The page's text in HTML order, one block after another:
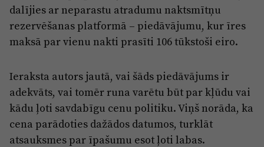
Sigulda
Jūrmala
Kontakti
Reklāma
Privātuma politika
Ētikas kodekss
Lietošanas noteikumi
Pārredzamības paziņojumi
dalījies ar neparastu atradumu naktsmītņu
rezervēšanas platformā – piedāvājumu, kur īres
maksā par vienu nakti prasīti 106 tūkstoši eiro.
Ieraksta autors jautā, vai šāds piedāvājums ir
adekvāts, vai tomēr runa varētu būt par kļūdu vai
kādu ļoti savdabīgu cenu politiku. Viņš norāda, ka
cena parādoties dažādos datumos, turklāt
atsauksmes par īpašumu esot ļoti labas.